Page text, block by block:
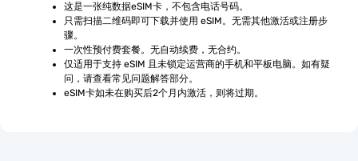
这是一张纯数据eSIM卡，不包含电话号码。
只需扫描二维码即可下载并使用 eSIM。无需其他激活或注册步
骤。
一次性预付费套餐。无自动续费，无合约。
仅适用于支持 eSIM 且未锁定运营商的手机和平板电脑。如有疑
问，请查看常见问题解答部分。
eSIM卡如未在购买后2个月内激活，则将过期。